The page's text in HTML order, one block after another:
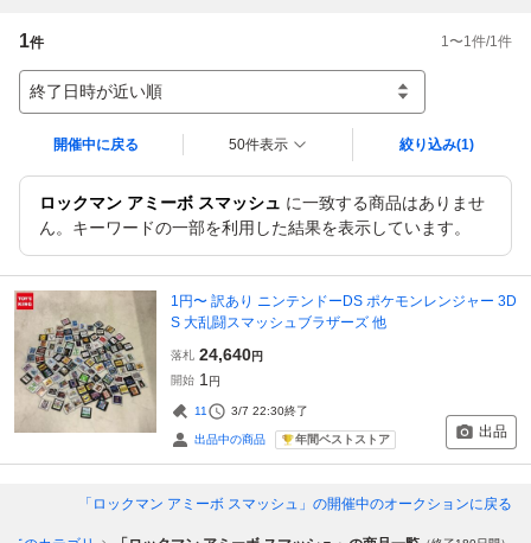
1件 1 〜1 件/1 件
終了日時が近い順
開催中に戻る 50件表示 絞り込み(1)
ロックマン アミーボ スマッシュ に一致する商品はありませ
ん。キーワードの一部を利用した結果を表示しています。
1円〜 訳あり ニンテンドーDS ポケモンレンジャー 3D
S 大乱闘スマッシュブラザーズ 他
落札 24,640円
開始 1 円
11 3/7 22:30終了
出品中の商品 年間ベストストア 出品
「ロックマン アミーボ スマッシュ」 の開催中のオークションに戻る